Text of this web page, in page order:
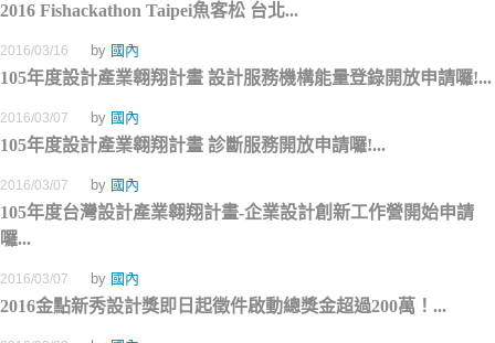
2016 Fishackathon Taipei魚客松 台北...
2016/03/16 by 國內
105年度設計產業翱翔計畫 設計服務機構能量登錄開放申請囉!...
2016/03/07 by 國內
105年度設計產業翱翔計畫 診斷服務開放申請囉!...
2016/03/07 by 國內
105年度台灣設計產業翱翔計畫-企業設計創新工作營開始申請
囉...
2016/03/07 by 國內
2016金點新秀設計獎即日起徵件啟動總獎金超過200萬！...